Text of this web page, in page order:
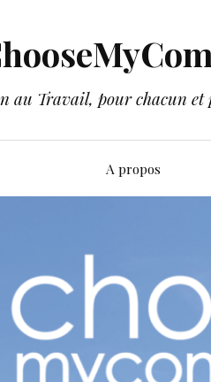
au Travail, pour chacun et
A propos